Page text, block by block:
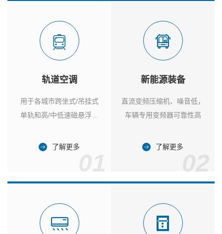
轨道空调
用于各城市跨坐式/吊挂式
单轨和高/中低速磁悬浮列
了解更多
新能源装备
直流变频压缩机、噪音低，
车辆专用变频器可靠性高
了解更多